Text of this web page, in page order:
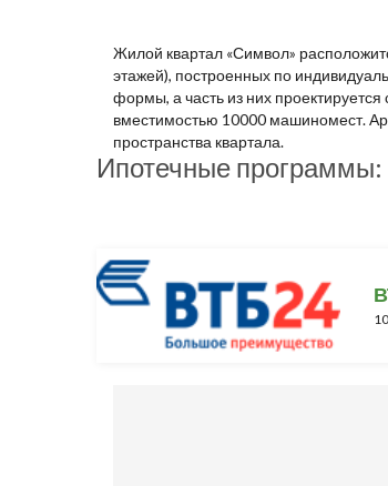
Жилой квартал «Символ»
этажей), построенных по
формы, а часть из них
вместимостью 10000 машиномест.
пространства квартала.
Ипотечные программы: